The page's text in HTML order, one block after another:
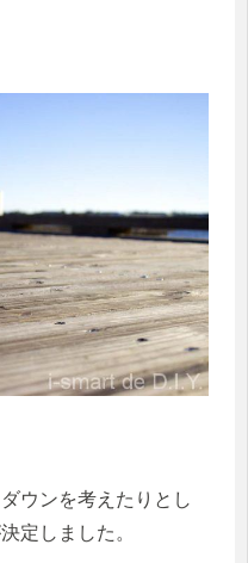
ウンを考えたりとし
定しました。